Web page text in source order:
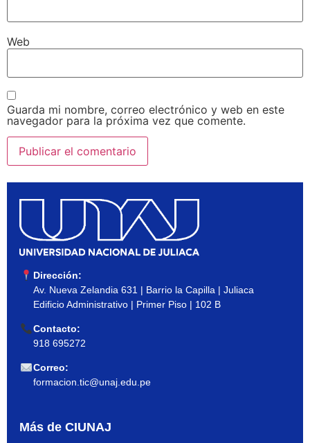
Web
Guarda mi nombre, correo electrónico y web en este
navegador para la próxima vez que comente.
Dirección:
Av. Nueva Zelandia 631 | Barrio la Capilla | Juliaca
Edificio Administrativo | Primer Piso | 102 B
Contacto:
918 695272
Correo:
formacion.tic@unaj.edu.pe
Más de CIUNAJ